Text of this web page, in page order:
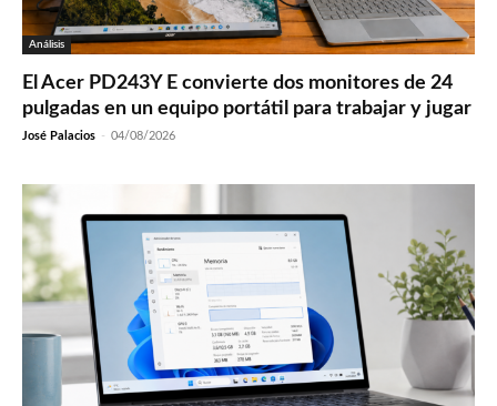
Análisis
El Acer PD243Y E convierte dos monitores de 24
pulgadas en un equipo portátil para trabajar y jugar
José Palacios - 04/08/2026